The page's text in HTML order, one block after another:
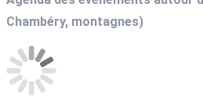
Chambéry, montagnes)